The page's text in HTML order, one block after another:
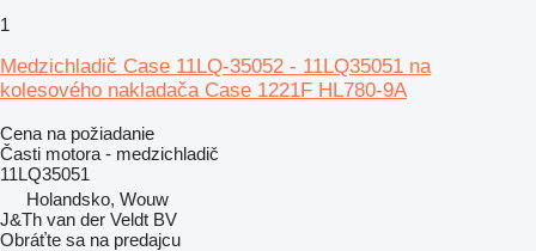
1
Medzichladič Case 11LQ-35052 - 11LQ35051 na
kolesového nakladača Case 1221F HL780-9A
Cena na požiadanie
Časti motora - medzichladič
11LQ35051
Holandsko, Wouw
J&Th van der Veldt BV
Obráťte sa na predajcu